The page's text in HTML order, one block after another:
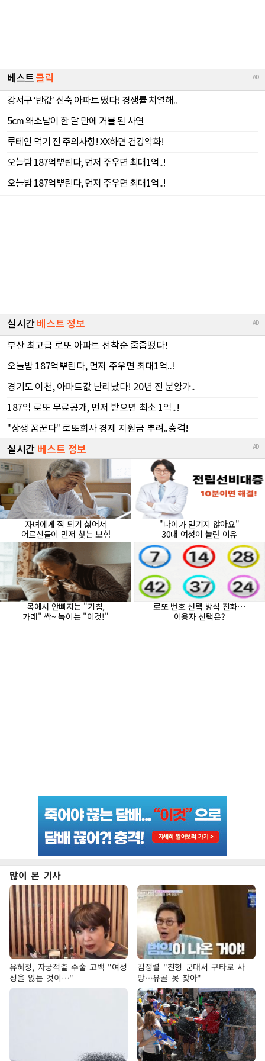
많이 본 기사
유혜정, 자궁적출 수술 고백 "여성
성을 잃는 것이…"
김정렬 "친형 군대서 구타로 사
망…유골 못 찾아"